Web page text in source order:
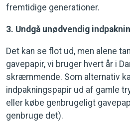
fremtidige generationer.
3. Undgå unødvendig
Det kan se flot ud, men alene
gavepapir, vi bruger hvert år i
skræmmende. Som alternativ
indpakningspapir ud af gamle
eller købe genbrugeligt
genbruge det).